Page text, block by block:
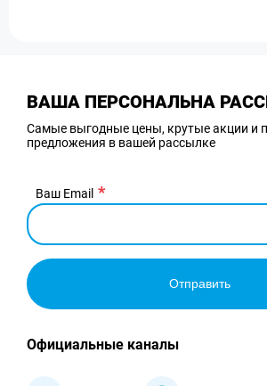
ВАША ПЕРСОНАЛЬНА
Самые выгодные цены, крутые акции и
предложения в вашей рассылке
Ваш Email
Отправить
Официальные каналы